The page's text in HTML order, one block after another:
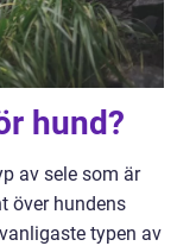
hund?
av sele som är
över hundens
typen av